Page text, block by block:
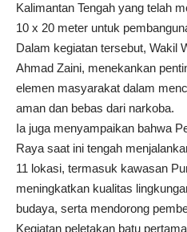
Kalimantan Tengah yang telah
10 x 20 meter untuk
Dalam kegiatan tersebut, Wakil
Ahmad Zaini, menekankan
elemen masyarakat dalam
aman dan bebas dari narkoba.
Ia juga menyampaikan bahwa
Raya saat ini tengah
11 lokasi, termasuk kawasan
meningkatkan kualitas
budaya, serta mendorong
Kegiatan peletakan batu